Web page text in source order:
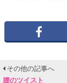
その他の記事へ
腰のツイスト